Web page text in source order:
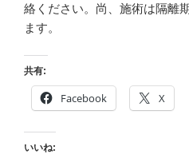
絡ください。尚、施術は隔離
ます。
共有:
Facebook X
いいね: